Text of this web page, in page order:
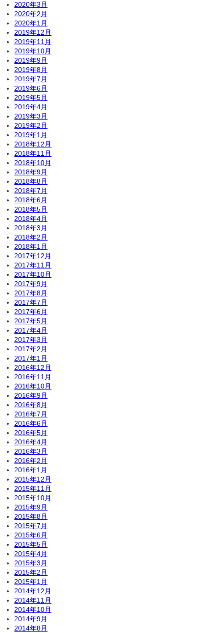
2020年3月
2020年2月
2020年1月
2019年12月
2019年11月
2019年10月
2019年9月
2019年8月
2019年7月
2019年6月
2019年5月
2019年4月
2019年3月
2019年2月
2019年1月
2018年12月
2018年11月
2018年10月
2018年9月
2018年8月
2018年7月
2018年6月
2018年5月
2018年4月
2018年3月
2018年2月
2018年1月
2017年12月
2017年11月
2017年10月
2017年9月
2017年8月
2017年7月
2017年6月
2017年5月
2017年4月
2017年3月
2017年2月
2017年1月
2016年12月
2016年11月
2016年10月
2016年9月
2016年8月
2016年7月
2016年6月
2016年5月
2016年4月
2016年3月
2016年2月
2016年1月
2015年12月
2015年11月
2015年10月
2015年9月
2015年8月
2015年7月
2015年6月
2015年5月
2015年4月
2015年3月
2015年2月
2015年1月
2014年12月
2014年11月
2014年10月
2014年9月
2014年8月